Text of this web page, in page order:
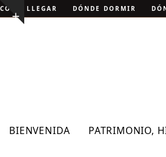
Skip
to Show
CÓMO LLEGAR DÓNDE DORMIR
BIENVENIDA PATRIMONIO,